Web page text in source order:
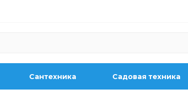
Сантехника Садовая техника